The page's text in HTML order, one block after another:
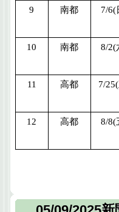
9
南都 7/6(
10
南都 8/2(
11
高都 7/25(
12
高都 8/8(